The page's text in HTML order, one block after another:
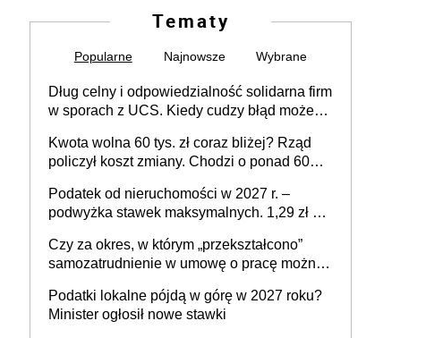
Tematy
Popularne Najnowsze Wybrane
Dług celny i odpowiedzialność solidarna firm
w sporach z UCS. Kiedy cudzy błąd może
Kwota wolna 60 tys. zł coraz bliżej? Rząd
policzył koszt zmiany. Chodzi o ponad 60
Podatek od nieruchomości w 2027 r. –
podwyżka stawek maksymalnych. 1,29 zł za
budynków i lokali związanych z
prowadzeniem działalności gospodarczej
Czy za okres, w którym „przekształcono”
samozatrudnienie w umowę o pracę można
umowy cywilnoprawnej jedynym
racjonalnym wyjściem
Podatki lokalne pójdą w górę w 2027 roku?
Minister ogłosił nowe stawki